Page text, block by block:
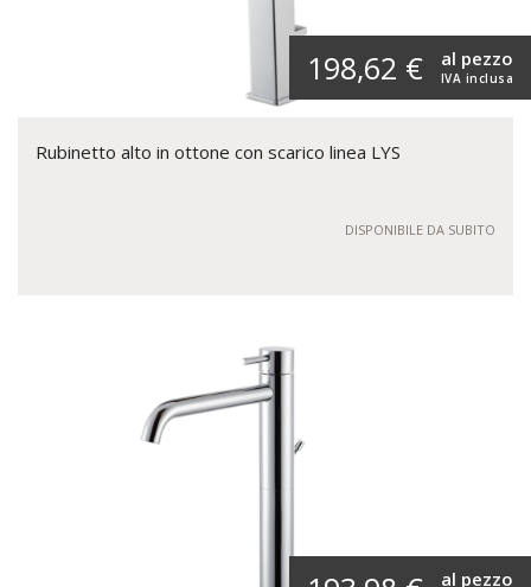
198,62 € IVA inclusa
al pezzo
Rubinetto alto in ottone con scarico linea LYS
DISPONIBILE DA SUBITO
al pezzo